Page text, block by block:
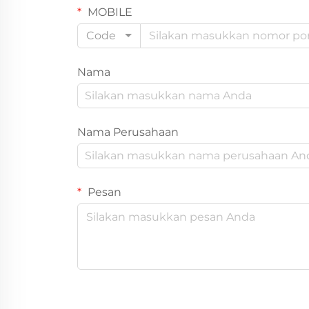
MOBILE
Code
Nama
Nama Perusahaan
Pesan